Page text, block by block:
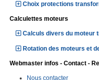
Choix protections
Calculettes moteurs
Calculs divers du moteur
Rotation des moteurs et
Webmaster infos - Contact -
Nous contacter